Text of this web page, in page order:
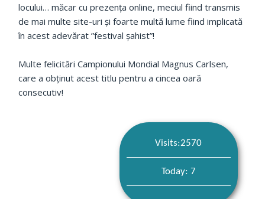
locului… măcar cu prezența online, meciul fiind transmis
de mai multe site-uri și foarte multă lume fiind implicată
în acest adevărat ”festival șahist”!
Multe felicitări Campionului Mondial Magnus Carlsen,
care a obținut acest titlu pentru a cincea oară
consecutiv!
Visits:2570
Today: 7